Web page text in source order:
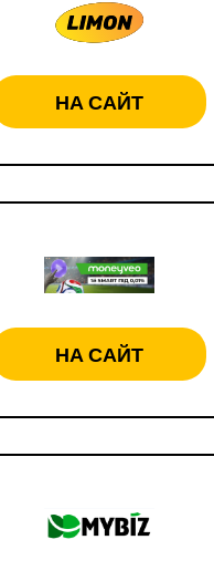
НА САЙТ
НА САЙТ